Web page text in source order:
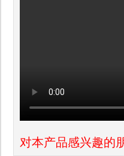
对本产品感兴趣的